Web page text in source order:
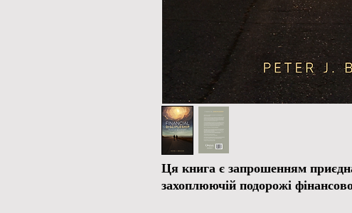
Ця книга є запрошенням
захоплюючій подорожі